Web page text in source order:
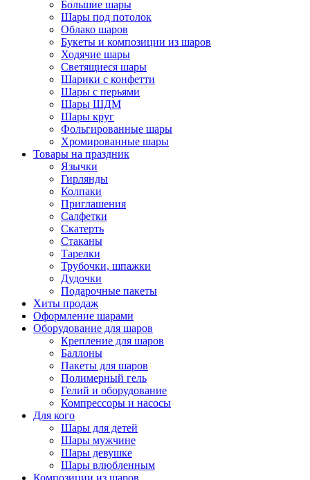
Большие шары
Шары под потолок
Облако шаров
Букеты и композиции из шаров
Ходячие шары
Светящиеся шары
Шарики с конфетти
Шары с перьями
Шары ШДМ
Шары круг
Фольгированные шары
Хромированные шары
Товары на праздник
Язычки
Гирлянды
Колпаки
Приглашения
Салфетки
Скатерть
Стаканы
Тарелки
Трубочки, шпажки
Дудочки
Подарочные пакеты
Хиты продаж
Оформление шарами
Оборудование для шаров
Крепление для шаров
Баллоны
Пакеты для шаров
Полимерный гель
Гелий и оборудование
Компрессоры и насосы
Для кого
Шары для детей
Шары мужчине
Шары девушке
Шары влюбленным
Композиции из шаров